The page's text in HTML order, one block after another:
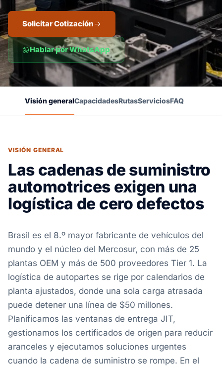
Solicitar Cotización
Hablar por WhatsApp
Visión generalCapacidadesRutasServiciosFAQ
VISIÓN GENERAL
Las cadenas de suministro
automotrices exigen una
logística de cero defectos
Brasil es el 8.º mayor fabricante de vehículos del
mundo y el núcleo del Mercosur, con más de 25
plantas OEM y más de 500 proveedores Tier 1. La
logística de autopartes se rige por calendarios de
planta ajustados, donde una sola carga atrasada
puede detener una línea de $50 millones.
Planificamos las ventanas de entrega JIT,
gestionamos los certificados de origen para reducir
aranceles y ejecutamos soluciones urgentes
cuando la cadena de suministro se rompe. En el